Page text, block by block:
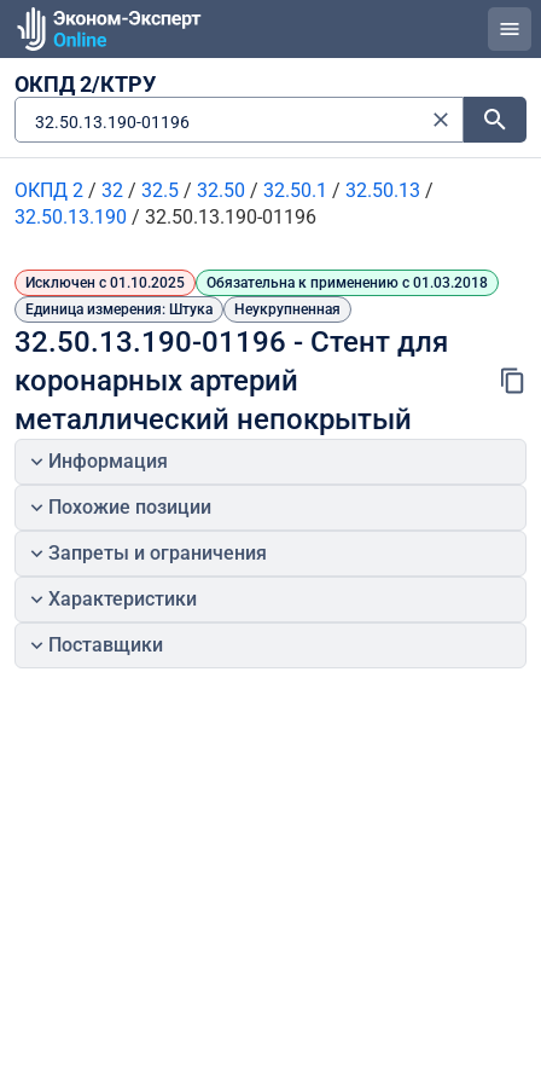
ОКПД 2/КТРУ
32.50.13.190-01196
ОКПД 2 / 32 / 32.5 / 32.50 / 32.50.1 / 32.50.13 /
32.50.13.190 / 32.50.13.190-01196
Исключен с 01.10.2025
Обязательна к применению с 01.03.2018
Единица измерения: Штука
Неукрупненная
32.50.13.190-01196 - Стент для
коронарных артерий
металлический непокрытый
Информация
Похожие позиции
Запреты и ограничения
Характеристики
Поставщики